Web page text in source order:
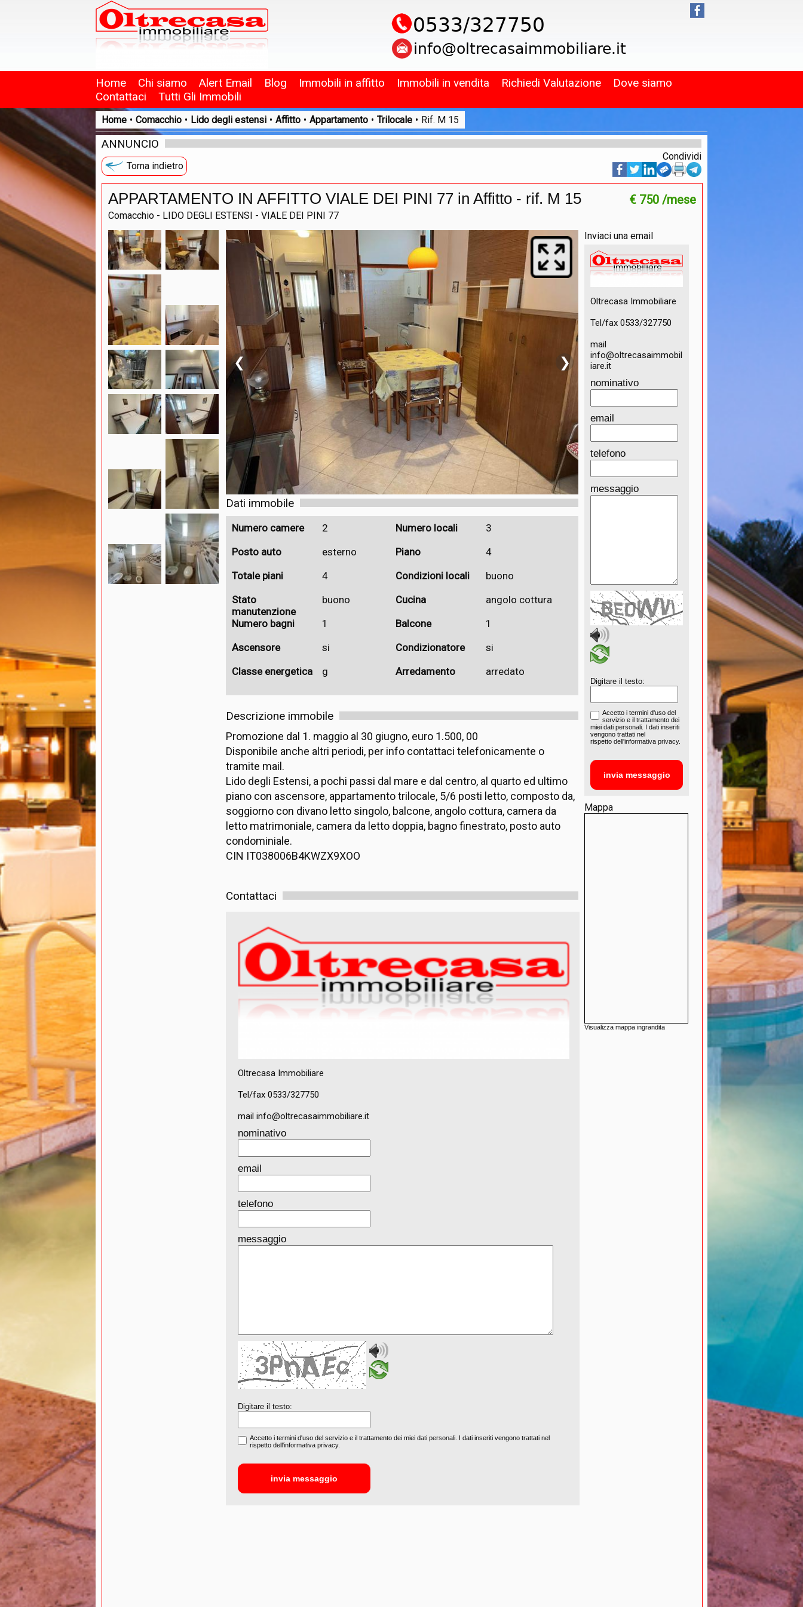
Home Chi siamo Alert Email Blog Immobili in affitto Immobili in vendita Richiedi Valutazione
Dove siamo
Contattaci
Tutti Gli Immobili
Home • Comacchio • Lido degli estensi • Affitto • Appartamento • Trilocale • Rif. M 15
ANNUNCIO
Torna indietro
Condividi
APPARTAMENTO IN AFFITTO VIALE DEI PINI 77 in Affitto - rif. M 15 € 750 /mese
Comacchio - LIDO DEGLI ESTENSI - VIALE DEI PINI 77
❮ ❯
Dati immobile
Numero camere 2 Numero locali
3
Posto auto
esterno Piano
4
Totale piani
4 Condizioni locali
buono
Stato
manutenzione
buono Cucina
angolo cottura
Numero bagni
1 Balcone
1
Ascensore
si Condizionatore
si
Classe energetica
g Arredamento arredato
Descrizione immobile
Promozione dal 1. maggio al 30 giugno, euro 1.500, 00
Disponibile anche altri periodi, per info contattaci telefonicamente o
tramite mail.
Lido degli Estensi, a pochi passi dal mare e dal centro, al quarto ed ultimo
piano con ascensore, appartamento trilocale, 5/6 posti letto, composto da,
soggiorno con divano letto singolo, balcone, angolo cottura, camera da
letto matrimoniale, camera da letto doppia, bagno finestrato, posto auto
condominiale.
CIN IT038006B4KWZX9XOO
Contattaci
Oltrecasa Immobiliare
Tel/fax 0533/327750
mail info@oltrecasaimmobiliare.it
nominativo
email
telefono
messaggio
Digitare il testo:
Accetto i termini d'uso del servizio e il trattamento dei miei dati personali. I dati inseriti vengono trattati nel
rispetto dell'informativa privacy.
Inviaci una email
Oltrecasa Immobiliare
Tel/fax 0533/327750
mail
info@oltrecasaimmobil
iare.it
nominativo
email
telefono
messaggio
Digitare il testo:
Accetto i termini d'uso del
servizio e il trattamento dei
mieidati personali . I dati inseriti
vengono trattati nel
rispettodell'informativa privacy.
Mappa
Visualizza mappa ingrandita